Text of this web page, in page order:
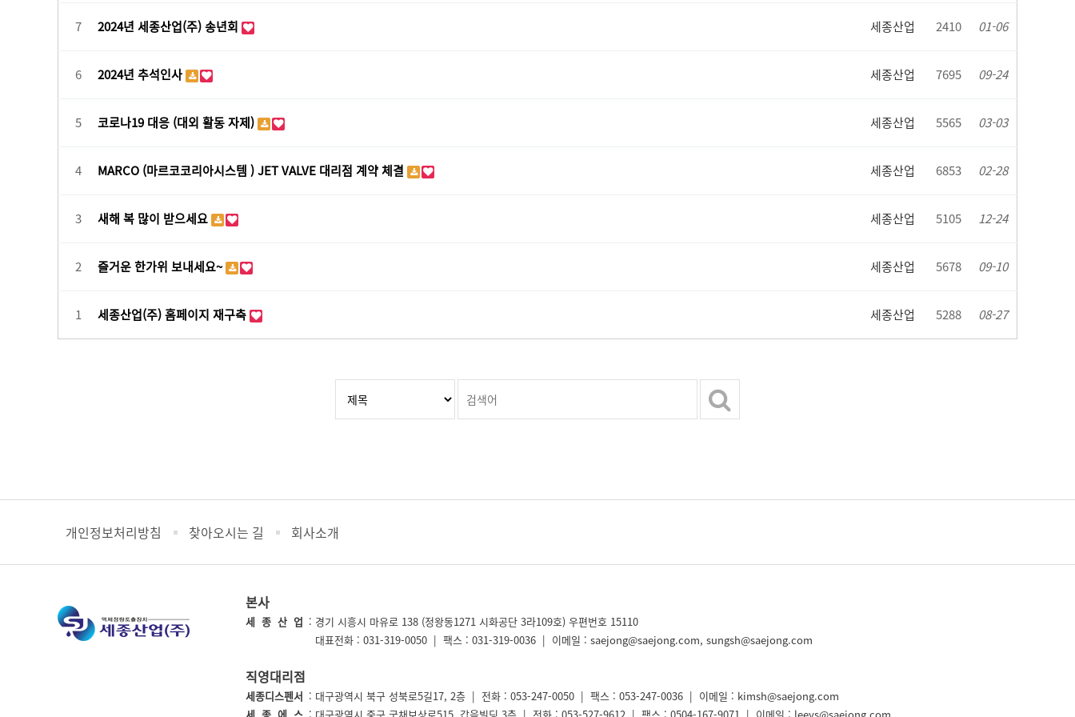
7 2024년 세종산업(주) 송년회 세종산업 2410 01-06
6 2024년 추석인사 세종산업 7695 09-24
5 코로나19 대응 (대외 활동 자제) 세종산업 5565 03-03
4 MARCO (마르코코리아시스템 ) JET VALVE 대리점 계약 체결 세종산업 6853 02-28
3 새해 복 많이 받으세요 세종산업 5105 12-24
2 즐거운 한가위 보내세요~ 세종산업 5678 09-10
1 세종산업(주) 홈페이지 재구축 세종산업 5288 08-27
개인정보처리방침 찾아오시는 길 회사소개
본사
세 종 산 업 : 경기 시흥시 마유로 138 (정왕동1271 시화공단 3라109호) 우편번호 15110
대표전화 : 031-319-0050 | 팩스 : 031-319-0036 | 이메일 : saejong@saejong.com, sungsh@saejong.com
직영대리점
세종디스펜서 : 대구광역시 북구 성북로5길17, 2층 | 전화 : 053-247-0050 | 팩스 : 053-247-0036 | 이메일 : kimsh@saejong.com